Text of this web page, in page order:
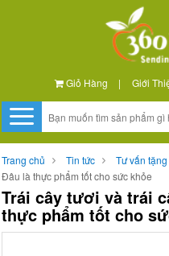
Giỏ Hàng | Giới
Trang chủ Tin tức Tư vấn
Đâu là thực phẩm tốt cho sức khỏe
Trái cây tươi và trái
thực phẩm tốt cho